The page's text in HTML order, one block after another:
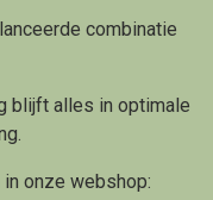
combinatie
blijft alles in optimale
onze webshop: